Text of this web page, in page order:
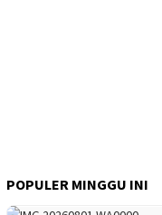
POPULER MINGGU INI